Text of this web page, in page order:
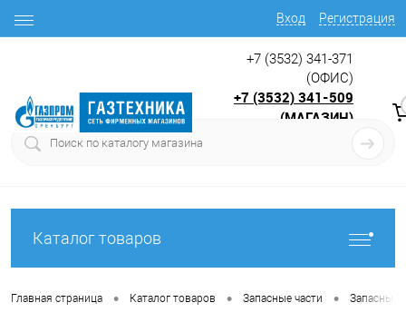
Вход Регистрация
+7 (3532) 341-371
(ОФИС)
+7 (3532) 341-509
(МАГАЗИН)
Каталог товаров
Главная страница • Каталог товаров • Запасные части • Запасные